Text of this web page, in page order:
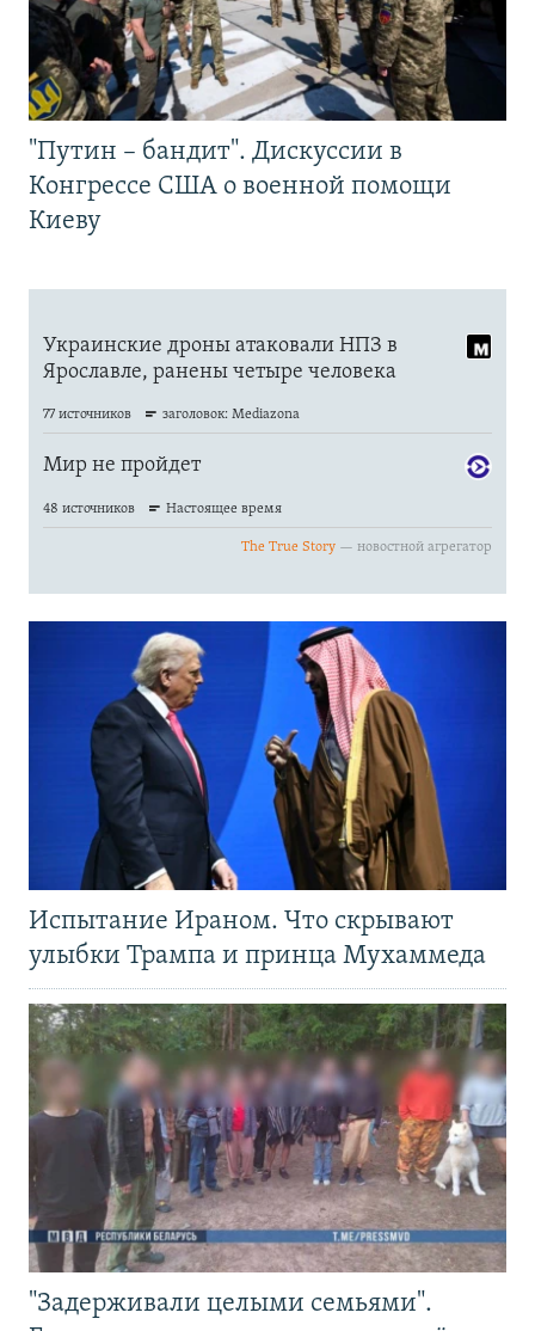
"Путин – бандит". Дискуссии в
Конгрессе США о военной помощи
Киеву
Испытание Ираном. Что скрывают
улыбки Трампа и принца Мухаммеда
"Задерживали целыми семьями".